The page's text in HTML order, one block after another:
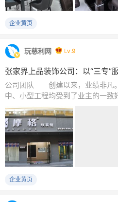
企业黄页
玩慈利网 Lv.9
张家界上品装饰公司：以“三专”
公司团队 创建以来，业绩非凡。
中、小型工程均受到了业主的一致
企业黄页